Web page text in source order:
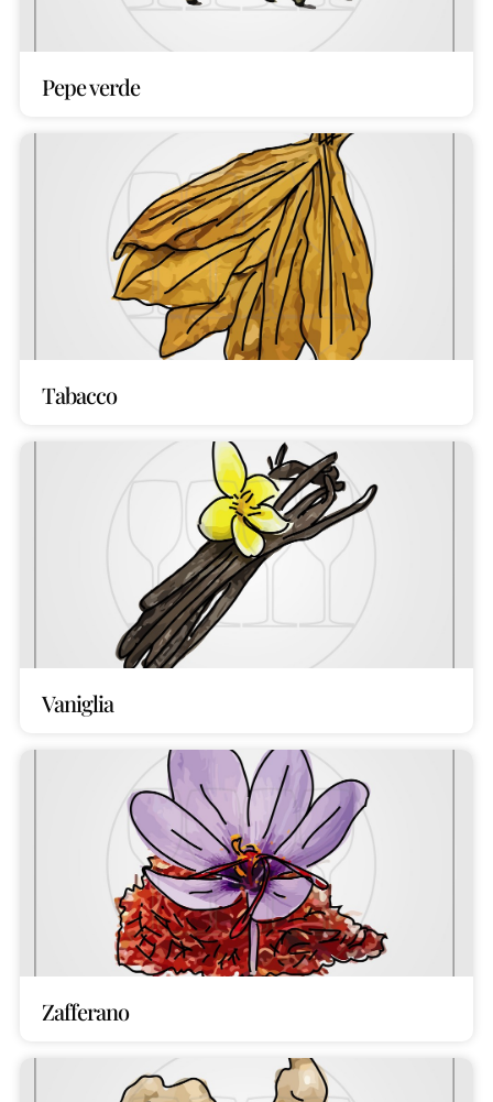
Pepe verde
Tabacco
Vaniglia
Zafferano